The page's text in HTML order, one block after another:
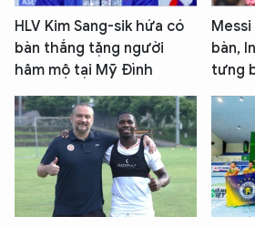
HLV Kim Sang-sik hứa có
bàn thắng tặng người
hâm mộ tại Mỹ Đình
bàn,
tưng